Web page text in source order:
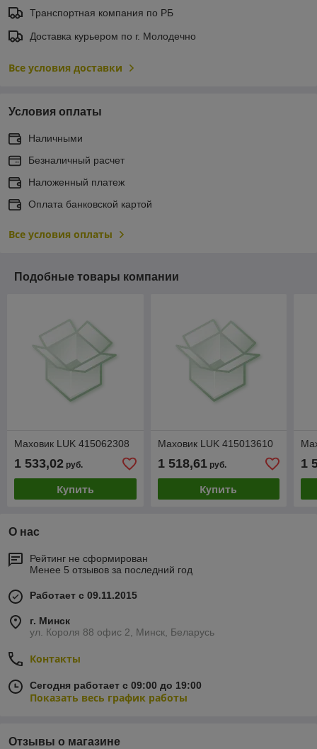
Транспортная компания по РБ
Доставка курьером по г. Молодечно
Все условия доставки
Условия оплаты
Наличными
Безналичный расчет
Наложенный платеж
Оплата банковской картой
Все условия оплаты
Подобные товары компании
Маховик LUK 415062308
1 533,02 руб.
Купить
Маховик LUK 415013610
1 518,61руб.
Купить
1
О нас
Рейтинг не сформирован
Менее 5 отзывов за последний год
Работает с 09.11.2015
г. Минск
ул. Короля 88 офис 2, Минск, Беларусь
Контакты
Сегодня работает с 09:00 до 19:00
Показать весь график работы
Отзывы о магазине